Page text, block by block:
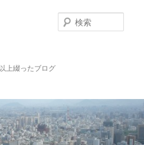
上綴ったブログ
索